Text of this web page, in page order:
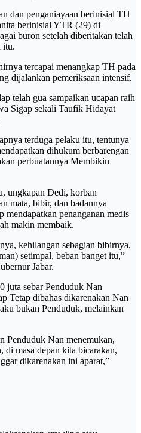
dan penganiayaan berinisial TH
berinisial YTR (29) di
buron setelah diberitakan telah
itu.
tercapai menangkap TH pada
dijalankan pemeriksaan intensif.
telah gua sampaikan ucapan raih
Sigap sekali Taufik Hidayat
terduga pelaku itu, tentunya
dihukum berbarengan
perbuatannya Membikin
ungkapan Dedi, korban
mata, bibir, dan badannya
penanganan medis
makin membaik.
kehilangan sebagian bibirnya,
setimpal, beban banget itu,”
Jabar.
juta sebar Penduduk Nan
Tetap dibahas dikarenakan Nan
bukan Penduduk, melainkan
Penduduk Nan menemukan,
di masa depan kita bicarakan,
dikarenakan ini aparat,”